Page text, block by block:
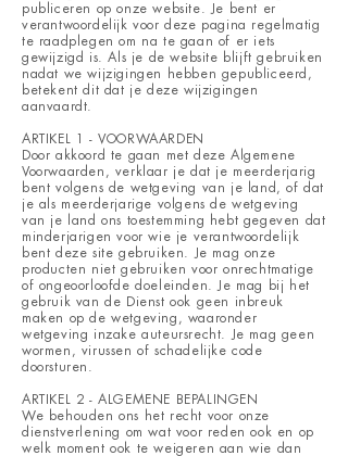
publiceren op onze website. Je bent er
verantwoordelijk voor deze pagina regelmatig
te raadplegen om na te gaan of er iets
gewijzigd is. Als je de website blijft gebruiken
nadat we wijzigingen hebben gepubliceerd,
betekent dit dat je deze wijzigingen
aanvaardt.
ARTIKEL 1 - VOORWAARDEN
Door akkoord te gaan met deze Algemene
Voorwaarden, verklaar je dat je meerderjarig
bent volgens de wetgeving van je land, of dat
je als meerderjarige volgens de wetgeving
van je land ons toestemming hebt gegeven dat
minderjarigen voor wie je verantwoordelijk
bent deze site gebruiken. Je mag onze
producten niet gebruiken voor onrechtmatige
of ongeoorloofde doeleinden. Je mag bij het
gebruik van de Dienst ook geen inbreuk
maken op de wetgeving, waaronder
wetgeving inzake auteursrecht. Je mag geen
wormen, virussen of schadelijke code
doorsturen.
ARTIKEL 2 - ALGEMENE BEPALINGEN
We behouden ons het recht voor onze
dienstverlening om wat voor reden ook en op
welk moment ook te weigeren aan wie dan